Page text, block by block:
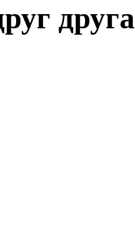
друга